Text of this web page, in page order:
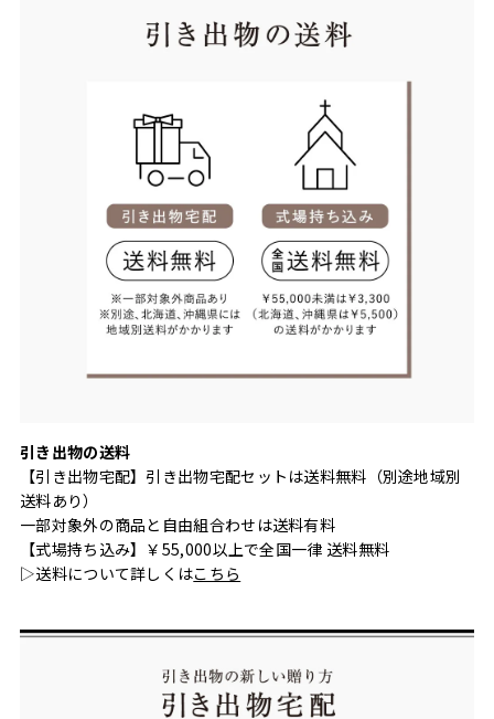
引き出物の送料
【引き出物宅配】引き出物宅配セットは送料無料（別途地域別
送料あり）
一部対象外の商品と自由組合わせは送料有料
【式場持ち込み】￥55,000以上で全国一律 送料無料
▷送料について詳しくはこちら